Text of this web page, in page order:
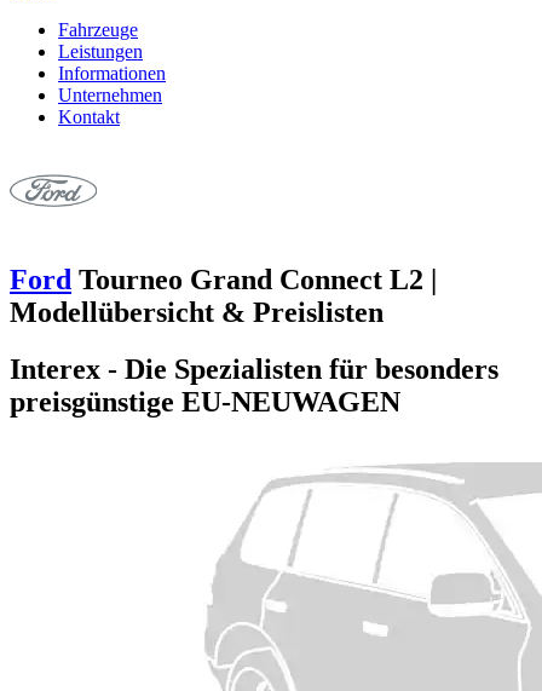
Fahrzeuge
Leistungen
Informationen
Unternehmen
Kontakt
Ford Tourneo Grand Connect L2 |
Modellübersicht & Preislisten
Interex - Die Spezialisten für besonders
preisgünstige EU-NEUWAGEN